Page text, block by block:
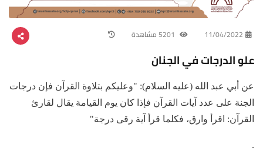
11/04/2022
علو الدرجات في الجنان
عن أبي عبد الله (عليه السلام): "وعليكم بتلاوة القرآن فإن درجات
الجنة على عدد آيات القرآن فإذا كان يوم القيامة يقال لقارئ
القرآن: اقرأ وارق، فكلما قرأ آية رقى درجة"
.